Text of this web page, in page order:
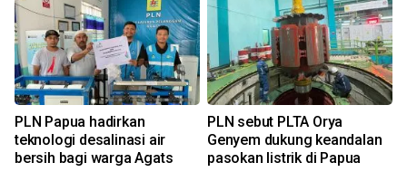
PLN Papua hadirkan
teknologi desalinasi air
bersih bagi warga Agats
PLN sebut PLTA Orya
Genyem dukung keandalan
pasokan listrik di Papua